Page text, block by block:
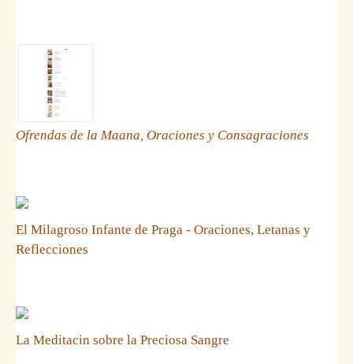
Ofrendas de la Maana, Oraciones y Consagraciones
El Milagroso Infante de Praga - Oraciones, Letanas y
Reflecciones
La Meditacin sobre la Preciosa Sangre